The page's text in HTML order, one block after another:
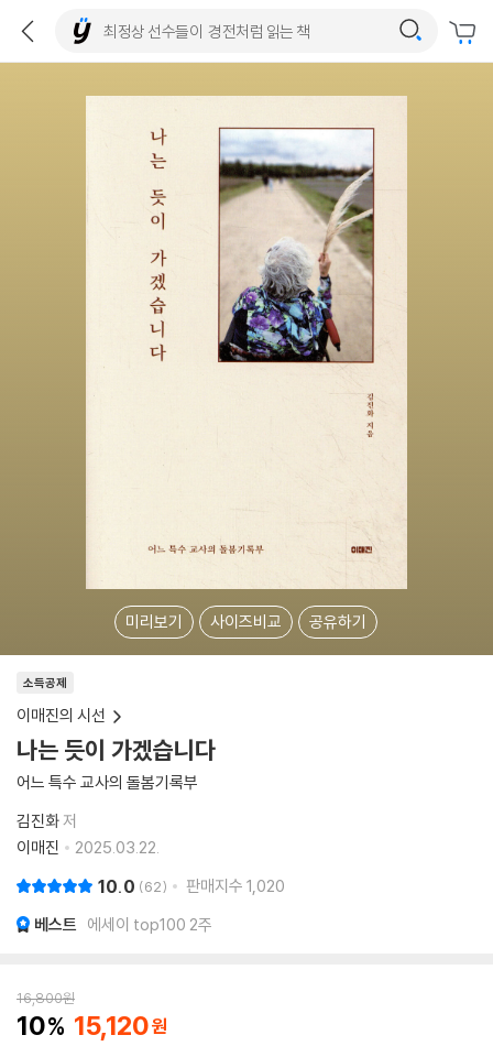
미리보기 사이즈비교 공유하기
소득공제
이매진의 시선
나는 듯이 가겠습니다
어느 특수 교사의 돌봄기록부
김진화저
이매진
2025.03.22.
10.0 62 판매지수 1,020
베스트 에세이 top100 2주
16,800원
10 15,120